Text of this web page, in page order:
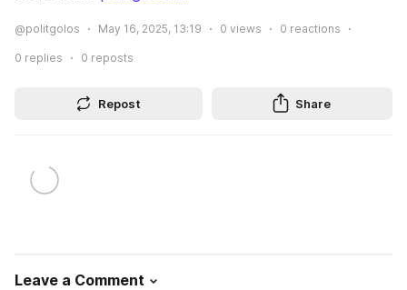
@politgolos May 16, 2025, 13:19 0 views 0 reactions
0 replies 0 reposts
Repost Share
Leave a Comment